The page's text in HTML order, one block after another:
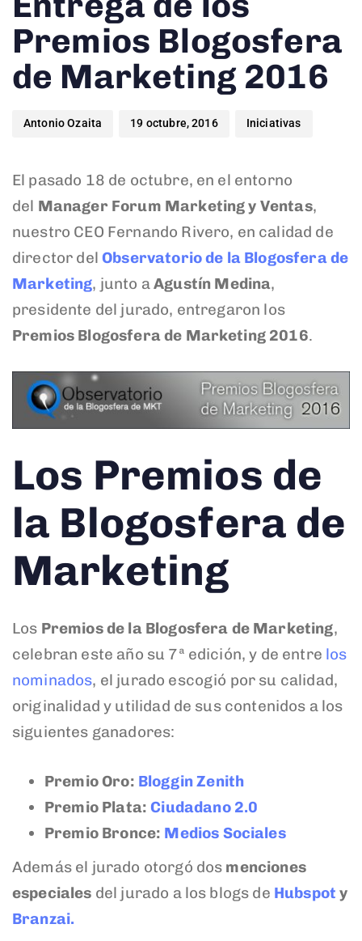
Premios Blogosfera
de Marketing 2016
Antonio Ozaita 19 octubre, 2016 Iniciativas
El pasado 18 de octubre, en el entorno
del Manager Forum Marketing y Ventas,
nuestro CEO Fernando Rivero, en calidad de
director delObservatorio de la Blogosfera de
Marketing, junto aAgustín Medina,
presidente del jurado, entregaron los
Premios Blogosfera de Marketing 2016.
Los Premios de
la Blogosfera de
Marketing
Los Premios de la Blogosfera de Marketing,
celebran este año su 7ª edición, y de entre los
nominados, el jurado escogió por su calidad,
originalidad y utilidad de sus contenidos a los
siguientes ganadores:
Premio Oro: Bloggin Zenith
Premio Plata:Ciudadano 2.0
Premio Bronce: Medios Sociales
Además el jurado otorgó dos menciones
especiales del jurado a los blogs de Hubspot y
Branzai.